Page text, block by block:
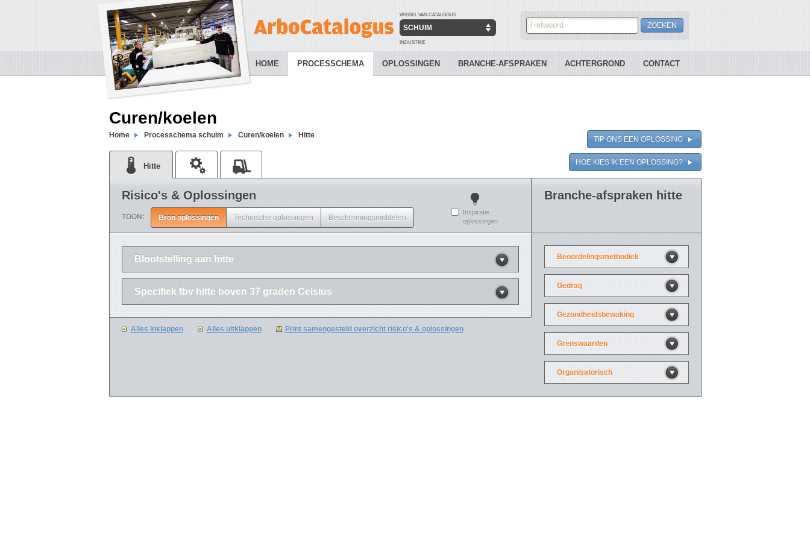
WISSEL VAN CATALOGUS
SCHUIM
INDUSTRIE
HOME PROCESSCHEMA OPLOSSINGEN BRANCHE-AFSPRAKEN ACHTERGROND CONTACT
Curen/koelen
Home Processchema schuim Curen/koelen Hitte
Hitte
TIP ONS EEN OPLOSSING
HOE KIES IK EEN OPLOSSING?
Risico's & Oplossingen
TOON: Bron oplossingen Technische oplossingen Beschermingsmiddelen
Inspiratie
oplossingen
Blootstelling aan hitte
Specifiek tbv hitte boven 37 graden Celsius
Alles inklappen Alles uitklappen Print samengesteld overzicht risico's & oplossingen
Branche-afspraken hitte
Beoordelingsmethodiek
Gedrag
Gezondheidsbewaking
Grenswaarden
Organisatorisch